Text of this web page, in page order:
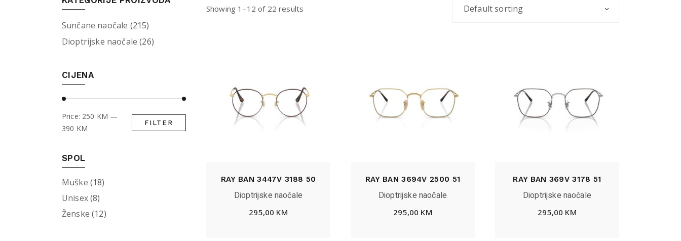
Showing 1–12 of 22 results Default sorting
RAY BAN 3447V 3188 50
Dioptrijske naočale
295,00 KM
RAY BAN 3694V 2500 51
Dioptrijske naočale
295,00 KM
RAY BAN 369V 3178 51
Dioptrijske naočale
295,00 KM
Sunčane naočale (215)
Dioptrijske naočale (26)
CIJENA
price
price
FILTER
Price: 250 KM —
390 KM
SPOL
Muške (18)
Unisex(8)
Ženske (12)